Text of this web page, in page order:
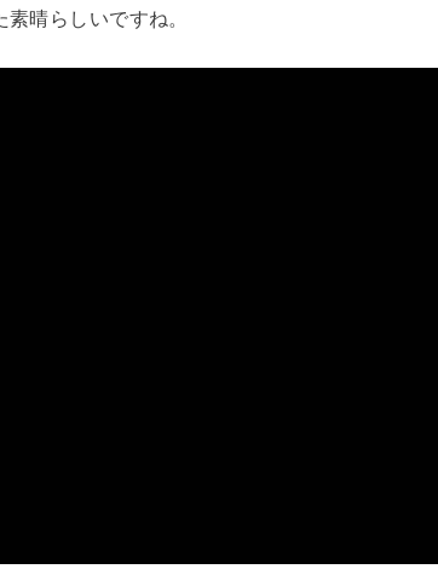
晴らしいですね。